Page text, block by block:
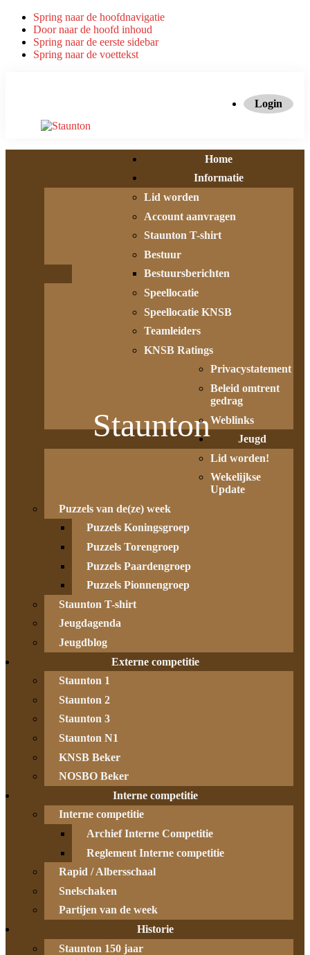
Spring naar de hoofdnavigatie
Door naar de hoofd inhoud
Spring naar de eerste sidebar
Spring naar de voettekst
Login
Staunton
Home
Informatie
Lid worden
Account aanvragen
Staunton T-shirt
Bestuur
Bestuursberichten
Speellocatie
Speellocatie KNSB
Teamleiders
KNSB Ratings
Privacystatement
Beleid omtrent
gedrag
Weblinks
Jeugd
Lid worden!
Wekelijkse
Update
Puzzels van de(ze) week
Puzzels Koningsgroep
Puzzels Torengroep
Puzzels Paardengroep
Puzzels Pionnengroep
Staunton T-shirt
Jeugdagenda
Jeugdblog
Externe competitie
Staunton 1
Staunton 2
Staunton 3
Staunton N1
KNSB Beker
NOSBO Beker
Interne competitie
Interne competitie
Archief Interne Competitie
Reglement Interne competitie
Rapid / Albersschaal
Snelschaken
Partijen van de week
Historie
Staunton 150 jaar